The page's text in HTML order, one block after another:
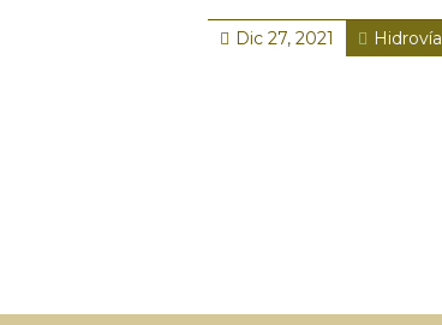
Dic 27, 2021 Hidrovía